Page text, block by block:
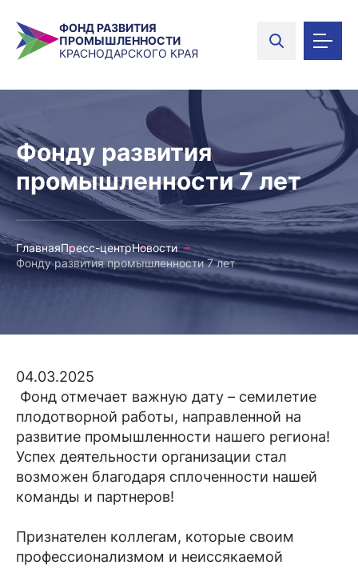
ФОНД РАЗВИТИЯ
ПРОМЫШЛЕННОСТИ
КРАСНОДАРСКОГО КРАЯ
Фонду развития
промышленности 7 лет
ГлавнаяПресс-центрНовости
Фонду развития промышленности 7 лет
04.03.2025
Фонд отмечает важную дату – семилетие
плодотворной работы, направленной на
развитие промышленности нашего региона!
Успех деятельности организации стал
возможен благодаря сплоченности нашей
команды и партнеров!
Признателен коллегам, которые своим
профессионализмом и неиссякаемой